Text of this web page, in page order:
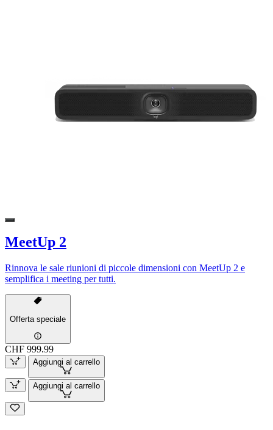
MeetUp 2
Rinnova le sale riunioni di piccole dimensioni con MeetUp 2 e
semplifica i meeting per tutti.
Offerta speciale
CHF 999.99
Aggiungi al carrello
Aggiungi al carrello